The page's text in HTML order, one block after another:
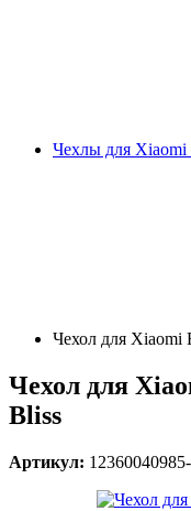
Чехлы для Xiaomi
Чехол для Xiaomi
Чехол для
Bliss
Артикул: